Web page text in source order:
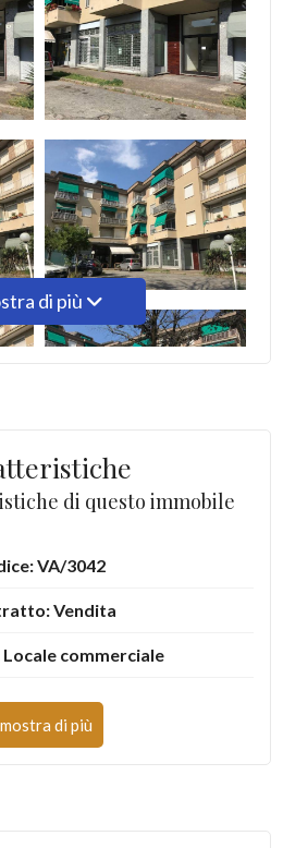
di più
di questo immobile
VA/3042
Vendita
commerciale
Via Valcuvia, 27
21033